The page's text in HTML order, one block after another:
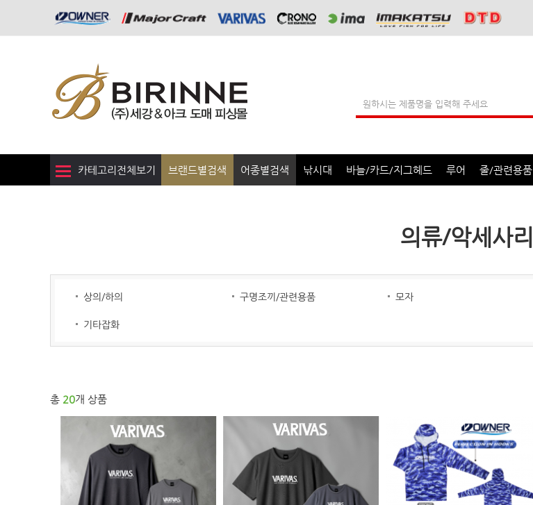
카테고리전체보기 브랜드별검색 어종별검색 낚시대 바늘/카드/지그헤드 루어 줄/관련용품
의류/악세사리
상의/하의 구명조끼/관련용품 모자
기타잡화
총 20개 상품